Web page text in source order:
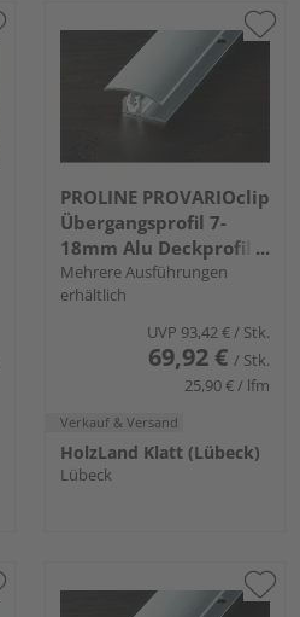
PROLINE PROVARIOclip
Übergangsprofil 7-
18mm Alu Deckprofil
eloxiert gebürstet
Mehrere Ausführungen
erhältlich
UVP 93,42 €/ Stk.
69,92 € / Stk.
25,90 € / lfm
Verkauf & Versand
HolzLand Klatt (Lübeck)
Lübeck